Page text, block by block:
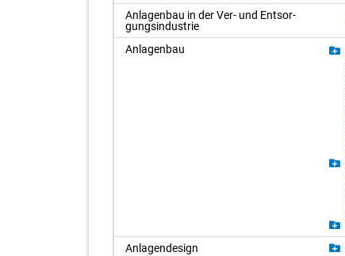
An­la­gen­bau in der Ver- und Ent­sor­
gungs­in­dus­trie
An­la­gen­bau
An­la­gen­de­sign